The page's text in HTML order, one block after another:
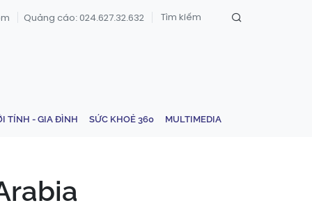
Quảng cáo: 024.627.32.632
TÍNH - GIA ĐÌNH SỨC KHOẺ 360 MULTIMEDIA